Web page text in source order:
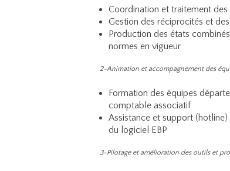
Coordination et traitement
Gestion des réciprocités et
Production des états
normes en vigueur
2-Animation et accompagnement des
Formation des équipes
comptable associatif
Assistance et support
du logiciel EBP
3-Pilotage et amélioration des outils et